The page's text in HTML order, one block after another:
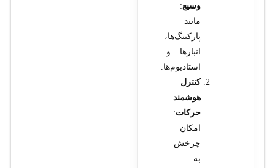
وسیع:
مانند
پارکینگ‌ها،
انبارها و
استادیوم‌ها.
کنترل
هوشمند
حرکات:
امکان
چرخش
به